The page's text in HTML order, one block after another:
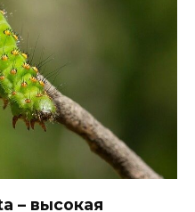
– высокая